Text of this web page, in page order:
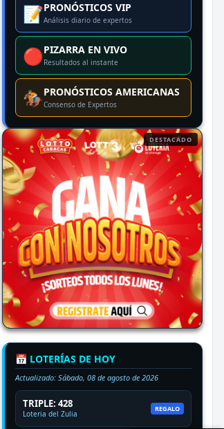
📝PRONÓSTICOS VIP
Análisis diario de expertos
🔴PIZARRA EN VIVO
Resultados al instante
🏇PRONÓSTICOS AMERICANAS
Consenso de Expertos
DESTACADO
📅 LOTERÍAS DE HOY
Actualizado: Sábado, 08 de agosto de 2026
TRIPLE: 428
Loteria del Zulia
REGALO